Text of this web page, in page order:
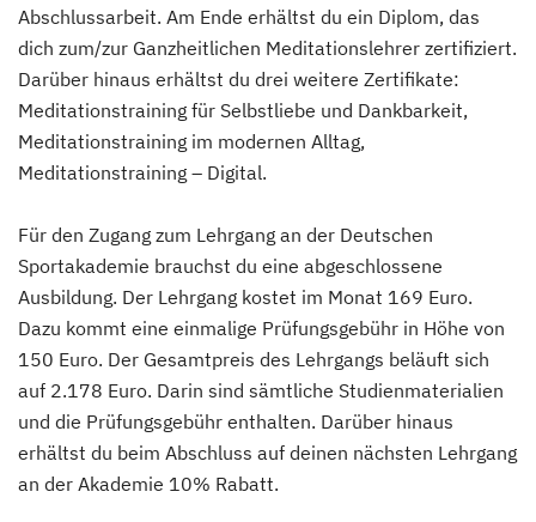
Abschlussarbeit. Am Ende erhältst du ein Diplom, das
dich zum/zur Ganzheitlichen Meditationslehrer zertifiziert.
Darüber hinaus erhältst du drei weitere Zertifikate:
Meditationstraining für Selbstliebe und Dankbarkeit,
Meditationstraining im modernen Alltag,
Meditationstraining – Digital.
Für den Zugang zum Lehrgang an der Deutschen
Sportakademie brauchst du eine abgeschlossene
Ausbildung. Der Lehrgang kostet im Monat 169 Euro.
Dazu kommt eine einmalige Prüfungsgebühr in Höhe von
150 Euro. Der Gesamtpreis des Lehrgangs beläuft sich
auf 2.178 Euro. Darin sind sämtliche Studienmaterialien
und die Prüfungsgebühr enthalten. Darüber hinaus
erhältst du beim Abschluss auf deinen nächsten Lehrgang
an der Akademie 10% Rabatt.